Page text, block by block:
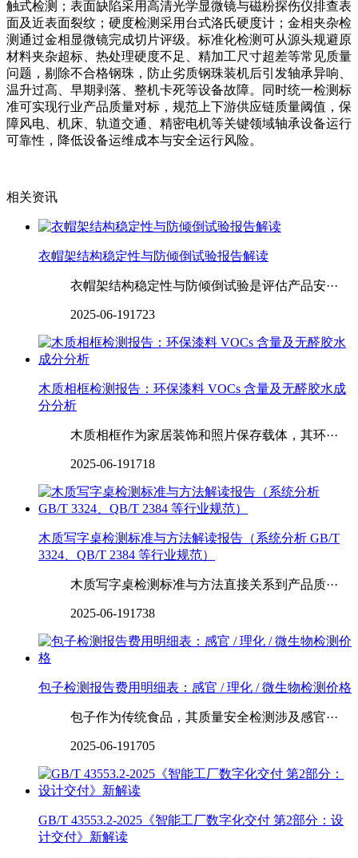
触式检测；表面缺陷采用高清光学显微镜与磁粉探伤仪排查表
面及近表面裂纹；硬度检测采用台式洛氏硬度计；金相夹杂检
测通过金相显微镜完成切片评级。标准化检测可从源头规避原
材料夹杂超标、热处理硬度不足、精加工尺寸超差等常见质量
问题，剔除不合格钢珠，防止劣质钢珠装机后引发轴承异响、
温升过高、早期剥落、整机卡死等设备故障。同时统一检测标
准可实现行业产品质量对标，规范上下游供应链质量阈值，保
障风电、机床、轨道交通、精密电机等关键领域轴承设备运行
可靠性，降低设备运维成本与安全运行风险。
相关资讯
衣帽架结构稳定性与防倾倒试验报告解读
衣帽架结构稳定性与防倾倒试验是评估产品安···
2025-06-191723
木质相框检测报告：环保漆料 VOCs 含量及无醛胶水成
分分析
木质相框作为家居装饰和照片保存载体，其环···
2025-06-191718
木质写字桌检测标准与方法解读报告（系统分析 GB/T
3324、QB/T 2384 等行业规范）
木质写字桌检测标准与方法直接关系到产品质···
2025-06-191738
包子检测报告费用明细表：感官 / 理化 / 微生物检测价格
包子作为传统食品，其质量安全检测涉及感官···
2025-06-191705
GB/T 43553.2-2025《智能工厂数字化交付 第2部分：设
计交付》新解读